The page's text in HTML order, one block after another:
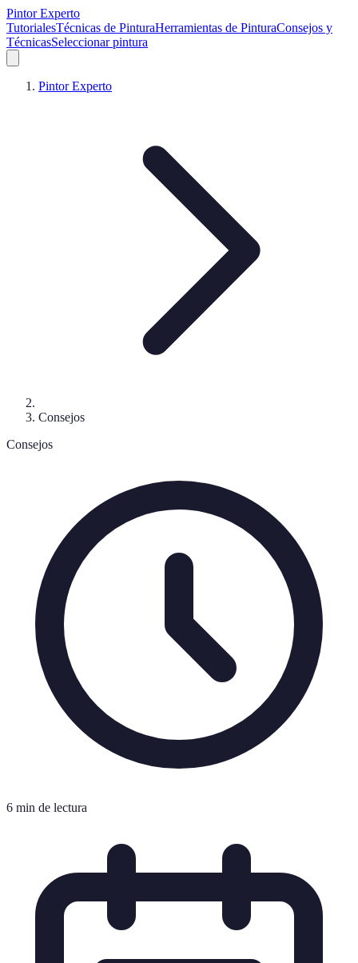
Pintor Experto
TutorialesTécnicas de PinturaHerramientas de PinturaConsejos y
TécnicasSeleccionar pintura
Pintor Experto
Consejos
Consejos
6 min de lectura